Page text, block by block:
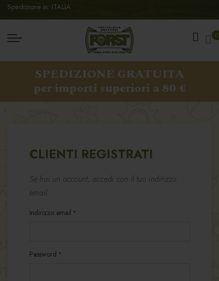
Spedizione in: ITALIA
0
SPEDIZIONE GRATUITA
per importi superiori a 80 €
CLIENTI REGISTRATI
Se hai un account, accedi con il tuo indirizzo
email.
Indirizzo email
Password